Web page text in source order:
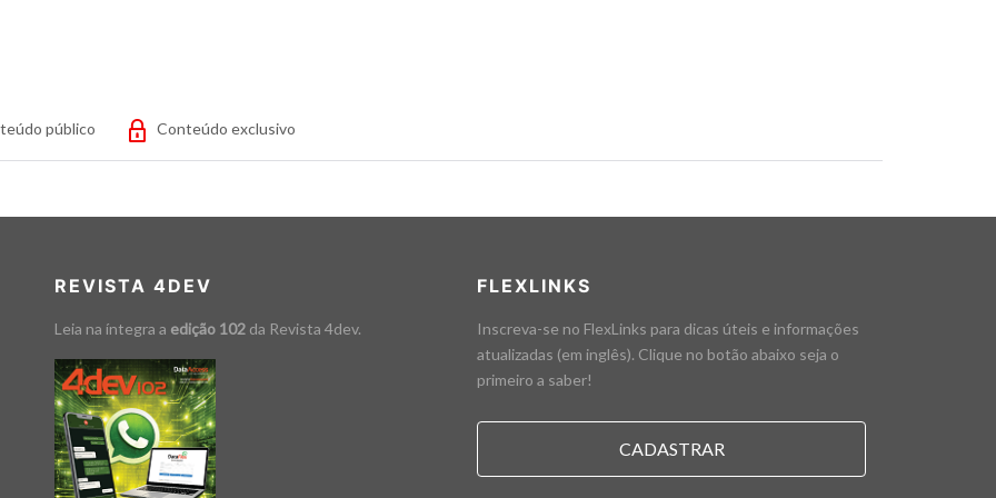
público Conteúdo exclusivo
REVISTA 4DEV
Leia na íntegra a edição 102 da Revista 4dev.
FLEXLINKS
Inscreva-se no FlexLinks para dicas úteis e informações
atualizadas (em inglês). Clique no botão abaixo seja o
primeiro a saber!
CADASTRAR